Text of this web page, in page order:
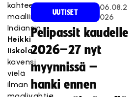
kahteen
maaliin.
Indiansin
Heikki
Iiskola
kavensi
vielä
ilman
UUTISET
06.08.2
026
Pelipassit kaudelle
2026–27 nyt
myynnissä –
hanki ennen